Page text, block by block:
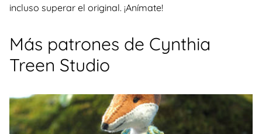
incluso superar el original. ¡Anímate!
Más patrones de Cynthia
Treen Studio